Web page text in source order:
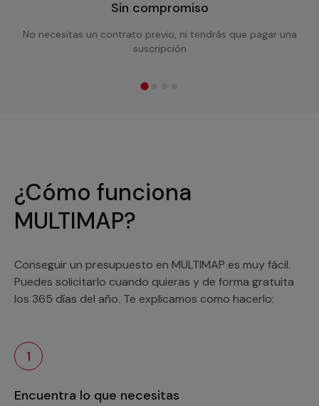
Sin compromiso
No necesitas un contrato previo, ni tendrás que pagar una
suscripción
¿Cómo funciona
MULTIMAP?
Conseguir un presupuesto en MULTIMAP es muy fácil.
Puedes solicitarlo cuando quieras y de forma gratuita
los 365 días del año. Te explicamos como hacerlo:
1
Encuentra lo que necesitas